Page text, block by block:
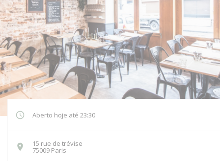
Aberto hoje até 23:30
15 rue de trévise
75009 Paris